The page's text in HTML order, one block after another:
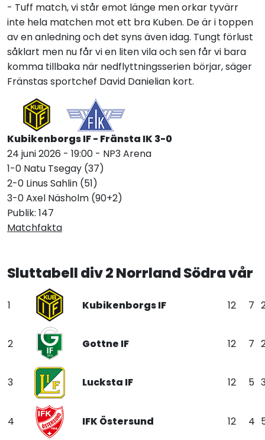
- Tuff match, vi står emot länge men orkar tyvärr
inte hela matchen mot ett bra Kuben. De är i toppen
av en anledning och det syns även idag. Tungt förlust
såklart men nu får vi en liten vila och sen får vi bara
komma tillbaka när nedflyttningsserien börjar, säger
Fränstas sportchef David Danielian kort.
Kubikenborgs IF - Fränsta IK 3-0
24 juni 2026 - 19:00 - NP3 Arena
1-0 Natu Tsegay (37)
2-0 Linus Sahlin (51)
3-0 Axel Näsholm (90+2)
Publik: 147
Matchfakta
Sluttabell div 2 Norrland Södra vår
1 Kubikenborgs IF 12 7
2 Gottne IF 12 7
3 Lucksta IF 12 5
4 IFK Östersund 12 4